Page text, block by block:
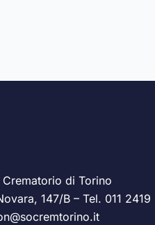
Crematorio di Torino
147/B – Tel. 011